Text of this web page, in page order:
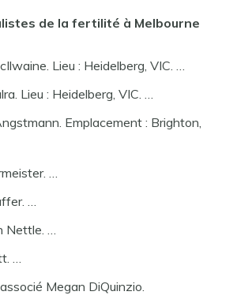
de la fertilité à Melbourne
Lieu : Heidelberg, VIC. …
Lieu : Heidelberg, VIC. …
Emplacement : Brighton,
…
…
…
…
Megan DiQuinzio.